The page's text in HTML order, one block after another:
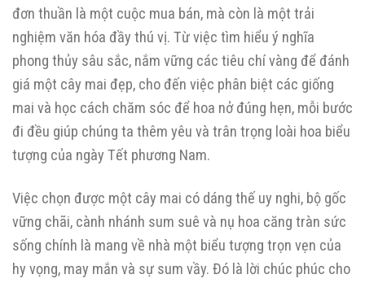
đơn thuần là một cuộc mua bán, mà còn là một trải
nghiệm văn hóa đầy thú vị. Từ việc tìm hiểu ý nghĩa
phong thủy sâu sắc, nắm vững các tiêu chí vàng để đánh
giá một cây mai đẹp, cho đến việc phân biệt các giống
mai và học cách chăm sóc để hoa nở đúng hẹn, mỗi bước
đi đều giúp chúng ta thêm yêu và trân trọng loài hoa biểu
tượng của ngày Tết phương Nam.
Việc chọn được một cây mai có dáng thế uy nghi, bộ gốc
vững chãi, cành nhánh sum suê và nụ hoa căng tràn sức
sống chính là mang về nhà một biểu tượng trọn vẹn của
hy vọng, may mắn và sự sum vầy. Đó là lời chúc phúc cho